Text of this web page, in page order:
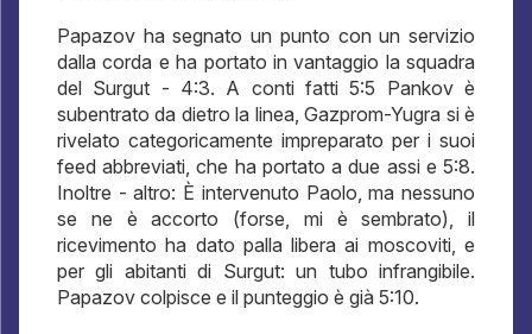
Papazov ha segnato un punto con un servizio
dalla corda e ha portato in vantaggio la squadra
del Surgut - 4:3. A conti fatti 5:5 Pankov è
subentrato da dietro la linea, Gazprom-Yugra si è
rivelato categoricamente impreparato per i suoi
feed abbreviati, che ha portato a due assi e 5:8.
Inoltre - altro: È intervenuto Paolo, ma nessuno
se ne è accorto (forse, mi è sembrato), il
ricevimento ha dato palla libera ai moscoviti, e
per gli abitanti di Surgut: un tubo infrangibile.
Papazov colpisce e il punteggio è già 5:10.